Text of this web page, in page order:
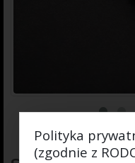
Polityka
(zgodnie z